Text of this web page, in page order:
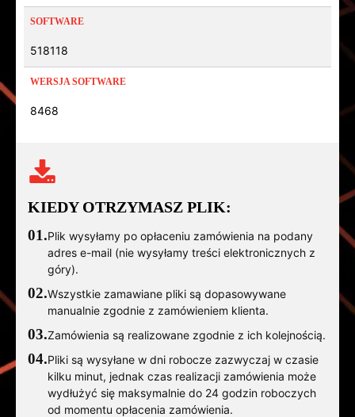
SOFTWARE
518118
WERSJA SOFTWARE
8468
KIEDY OTRZYMASZ PLIK:
01.Plik wysyłamy po opłaceniu zamówienia na podany
adres e-mail (nie wysyłamy treści elektronicznych z
góry).
02.Wszystkie zamawiane pliki są dopasowywane
manualnie zgodnie z zamówieniem klienta.
03.Zamówienia są realizowane zgodnie z ich kolejnością.
04.Pliki są wysyłane w dni robocze zazwyczaj w czasie
kilku minut, jednak czas realizacji zamówienia może
wydłużyć się maksymalnie do 24 godzin roboczych
od momentu opłacenia zamówienia.